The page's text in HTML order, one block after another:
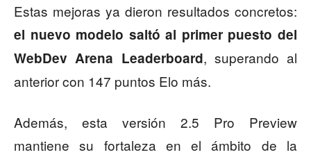
Estas mejoras ya dieron resultados concretos:
el nuevo modelo saltó al primer puesto del
WebDev Arena Leaderboard, superando al
anterior con 147 puntos Elo más.
Además, esta versión 2.5 Pro Preview
mantiene su fortaleza en el ámbito de la